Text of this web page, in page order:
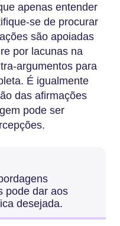
apenas entender
se de procurar
são apoiadas
por lacunas na
argumentos para
É igualmente
das afirmações
pode ser
pode dar aos
desejada.